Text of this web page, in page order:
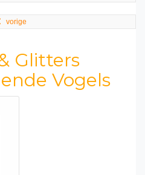
vorige
Glitters
Vogels